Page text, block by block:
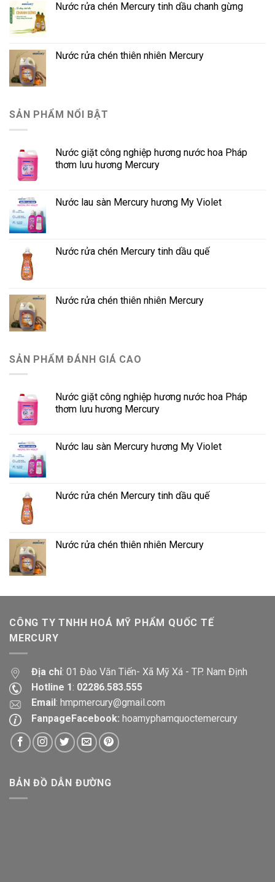
Nước rửa chén Mercury tinh dầu chanh gừng
Nước rửa chén thiên nhiên Mercury
SẢN PHẨM NỔI BẬT
Nước giặt công nghiệp hương nước hoa Pháp
thơm lưu hương Mercury
Nước lau sàn Mercury hương My Violet
Nước rửa chén Mercury tinh dầu quế
Nước rửa chén thiên nhiên Mercury
SẢN PHẨM ĐÁNH GIÁ CAO
Nước giặt công nghiệp hương nước hoa Pháp
thơm lưu hương Mercury
Nước lau sàn Mercury hương My Violet
Nước rửa chén Mercury tinh dầu quế
Nước rửa chén thiên nhiên Mercury
CÔNG TY TNHH HOÁ MỸ PHẨM QUỐC TẾ
MERCURY
Địa chỉ: 01 Đào Văn Tiến- Xã Mỹ Xá - TP. Nam Định
Hotline 1: 02286.583.555
Email : hmpmercury@gmail.com
FanpageFacebook: hoamyphamquoctemercury
BẢN ĐỒ DẪN ĐƯỜNG